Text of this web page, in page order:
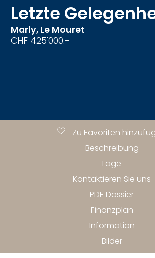
Letzte
Marly, Le Mouret
CHF 425'000.-
Beschreibung
Lage
Kontaktieren Sie uns
Zu Favoriten
PDF Dossier
Finanzplan
Information
Bilder